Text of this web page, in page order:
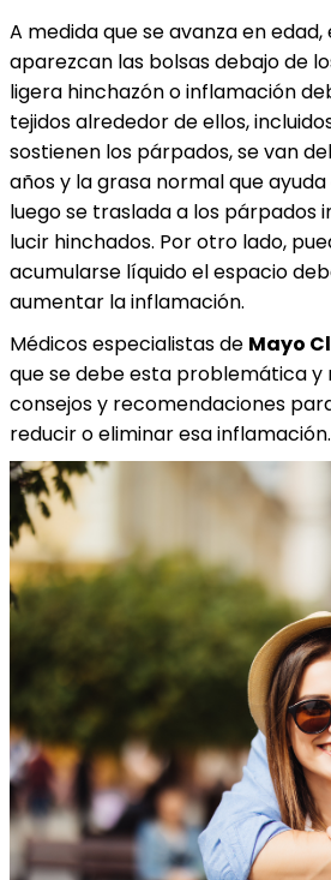
A medida que se avanza en
aparezcan las bolsas debajo de
ligera hinchazón o inflamación
tejidos alrededor de ellos,
sostienen los párpados, se van
años y la grasa normal que
luego se traslada a los párpados
lucir hinchados. Por otro lado,
acumularse líquido el espacio
aumentar la inflamación.
Médicos especialistas de Mayo
que se debe esta problemática y
consejos y recomendaciones
reducir o eliminar esa inflamación.